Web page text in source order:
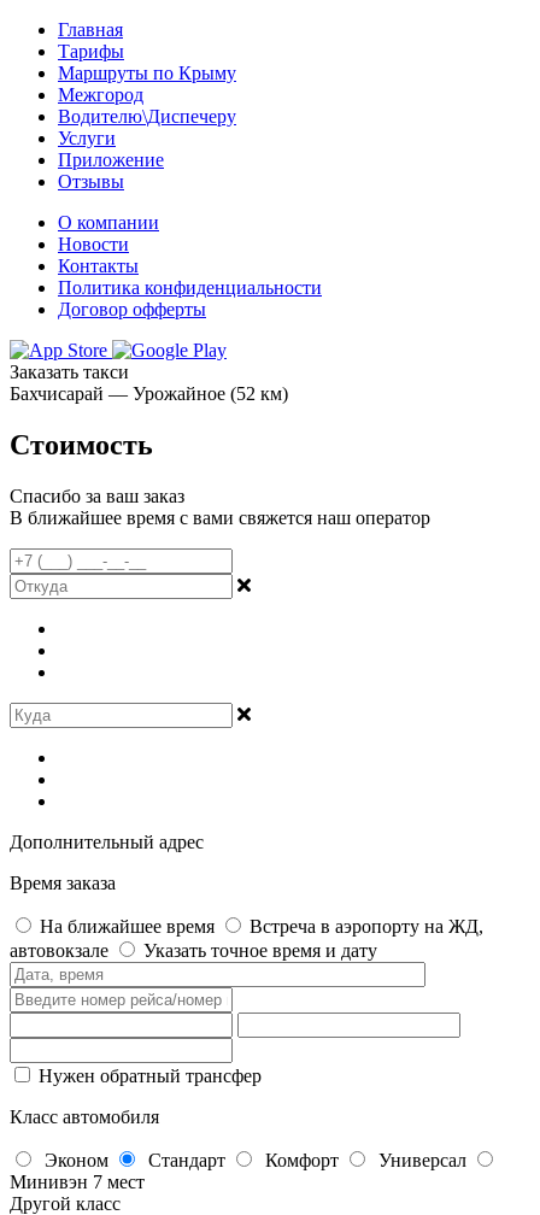
Главная
Тарифы
Маршруты по Крыму
Межгород
Водителю\Диспечеру
Услуги
Приложение
Отзывы
О компании
Новости
Контакты
Политика конфиденциальности
Договор офферты
Заказать такси
Бахчисарай — Урожайное (52 км)
Стоимость
Спасибо за ваш заказ
В ближайшее время с вами свяжется наш оператор
Дополнительный адрес
Время заказа
На ближайшее время
Встреча в аэропорту на ЖД,
автовокзале
Указать точное время и дату
Нужен обратный трансфер
Класс автомобиля
Эконом Стандарт Комфорт
Универсал
Минивэн 7 мест
Другой класс